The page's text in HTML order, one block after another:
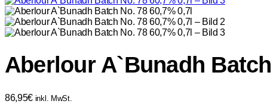
Aberlour A`Bunadh Batch
86,95€ inkl. MwSt.